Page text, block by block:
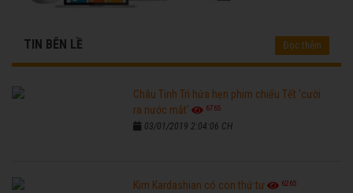
TIN BÊN LỀ Đọc thêm
Châu Tinh Trì hứa hẹn phim chiếu Tết 'cười
ra nước mắt'
6765
03/01/2019 2:04:06 CH
Kim Kardashian có con thứ tư 6265